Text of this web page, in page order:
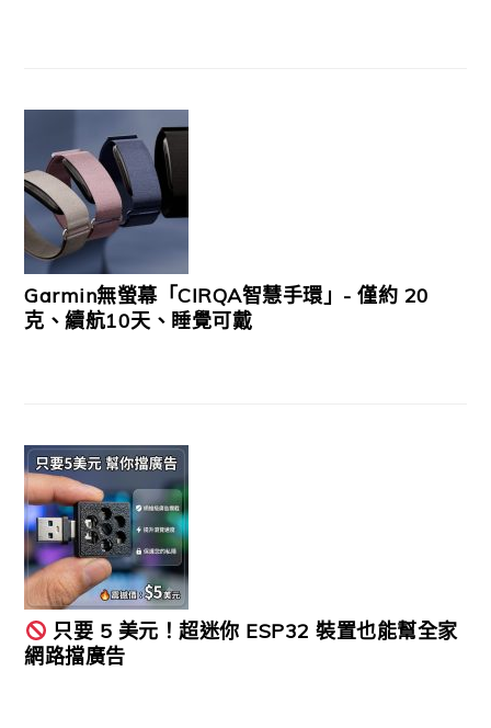
Garmin無螢幕「CIRQA智慧手環」- 僅約 20
克、續航10天、睡覺可戴
只要 5 美元！超迷你 ESP32 裝置也能幫全家
網路擋廣告